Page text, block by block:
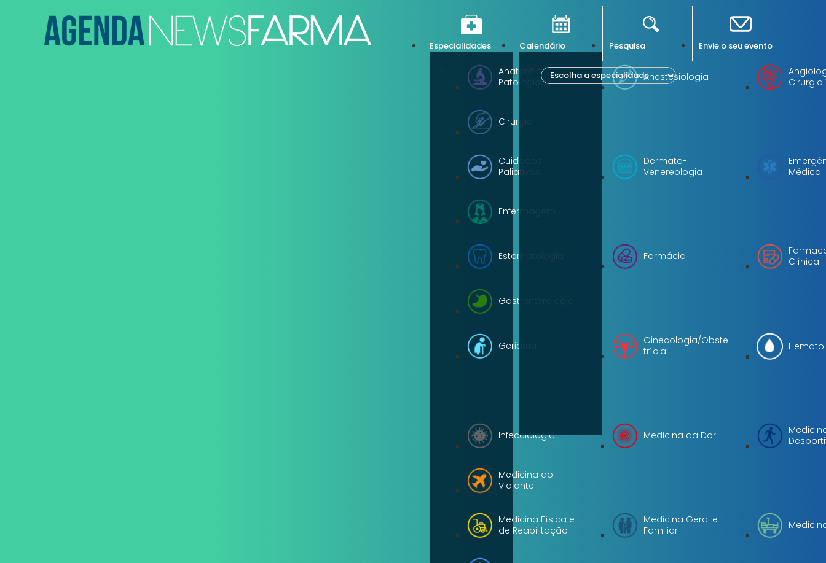
Especialidades
Anatomia
Patológica
Anestesiologia
Cirurgia
Cuidados
Paliativos
Dermato-
Venereologia
Médica
Enfermagem
Estomatologia Farmácia
Clínica
Gastrenterologia
Geriatria
Ginecologia/Obste
trícia
Infecciologia Medicina da Dor
Medicina do
Viajante
Medicina Física e
de Reabilitação
Medicina Geral e
Familiar
Calendário Pesquisa Envie o seu evento